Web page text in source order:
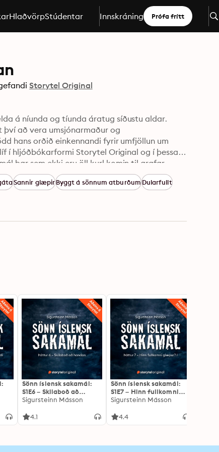
HlaðvörpStúdentar Innskráning Prófa frítt
Storytel Original
á níunda og tíunda áratug síðustu aldar.
að vera umsjónarmaður og
hans orðið einkennandi fyrir umfjöllun um
í hljóðbókarformi Storytel Original og í þessari
þar sem ekki eru öll kurl komin til grafar.
Máni Svavarsson. Efni úr eldri
þeirra.
Sannir glæpirByggt á sönnum atburðumDularfullt
Sönn íslensk sakamál:
S1E6 – Skilaboð að
handan
Sigursteinn Másson
4.1
Sönn íslensk sakamál:
S1E7 – Hinn fullkomni
glæpur? I
Sigursteinn Másson
4.4